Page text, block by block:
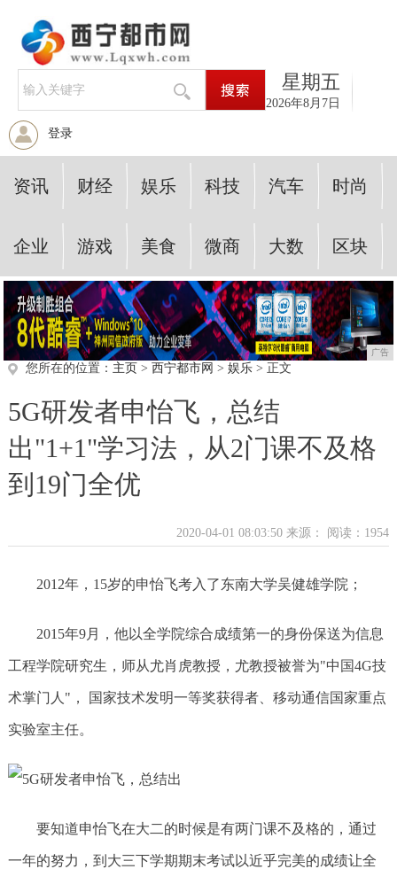
星期五
2026年8月7日
登录
资讯 财经 娱乐 科技 汽车 时尚
企业 游戏 美食 微商 大数 区块
广告
您所在的位置： 主页 > 西宁都市网 > 娱乐> 正文
5G研发者申怡飞，总结
出"1+1"学习法，从2门课不及格
到19门全优
2020-04-01 08:03:50 来源： 阅读：1954
2012年，15岁的申怡飞考入了东南大学吴健雄学院；
2015年9月，他以全学院综合成绩第一的身份保送为信息
工程学院研究生，师从尤肖虎教授，尤教授被誉为"中国4G技
术掌门人"， 国家技术发明一等奖获得者、移动通信国家重点
实验室主任。
要知道申怡飞在大二的时候是有两门课不及格的，通过
一年的努力，到大三下学期期末考试以近乎完美的成绩让全